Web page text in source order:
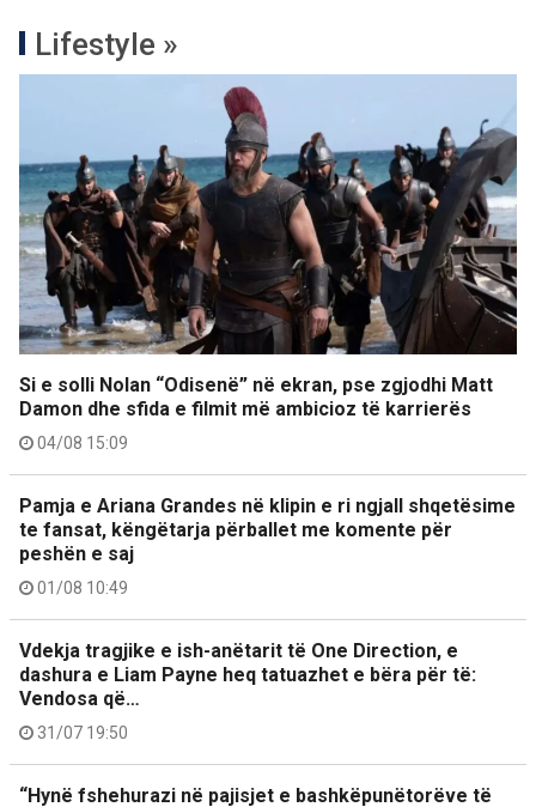
Lifestyle »
Si e solli Nolan “Odisenë” në ekran, pse zgjodhi Matt
Damon dhe sfida e filmit më ambicioz të karrierës
04/08 15:09
Pamja e Ariana Grandes në klipin e ri ngjall shqetësime
te fansat, këngëtarja përballet me komente për
peshën e saj
01/08 10:49
Vdekja tragjike e ish-anëtarit të One Direction, e
dashura e Liam Payne heq tatuazhet e bëra për të:
Vendosa që…
31/07 19:50
“Hynë fshehurazi në pajisjet e bashkëpunëtorëve të